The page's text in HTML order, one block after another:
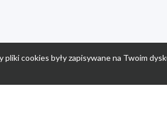
cookies były zapisywane na Twoim